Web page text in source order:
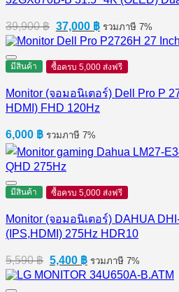
39,900฿ Original
price
was:
39,900 ฿.
37,000 ฿Current
price
is:
37,000 ฿.
รวมภาษี 7%
มีสินค้า ซื้อครบ 5,000 ส่งฟรี
Monitor (จอมอนิเตอร์) Dell Pro P
HDMI) FHD 120Hz
6,000 ฿ รวมภาษี 7%
มีสินค้า ซื้อครบ 5,000 ส่งฟรี
Monitor (จอมอนิเตอร์) DAHUA
(IPS,HDMI) 275Hz HDR10
5,590฿ Original
price
was:
5,400 ฿Current
price
is:
รวมภาษี 7%